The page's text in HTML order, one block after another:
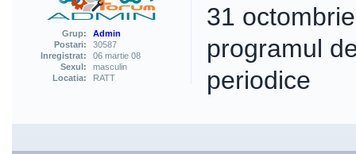
Grup:
Admin
Postari:
30587
Inregistrat:
06 martie 08
Sexul:
masculin
Locatia:
RATT
31
programul
periodice